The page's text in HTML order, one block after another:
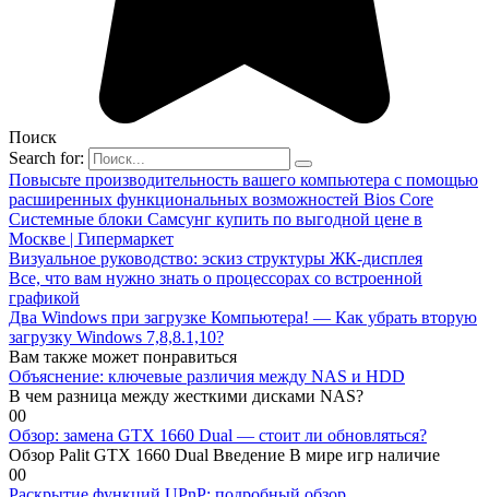
Поиск
Search for:
Повысьте производительность вашего компьютера с помощью
расширенных функциональных возможностей Bios Core
Системные блоки Самсунг купить по выгодной цене в
Москве | Гипермаркет
Визуальное руководство: эскиз структуры ЖК-дисплея
Все, что вам нужно знать о процессорах со встроенной
графикой
Два Windows при загрузке Компьютера! — Как убрать вторую
загрузку Windows 7,8,8.1,10?
Вам также может понравиться
Объяснение: ключевые различия между NAS и HDD
В чем разница между жесткими дисками NAS?
00
Обзор: замена GTX 1660 Dual — стоит ли обновляться?
Обзор Palit GTX 1660 Dual Введение В мире игр наличие
00